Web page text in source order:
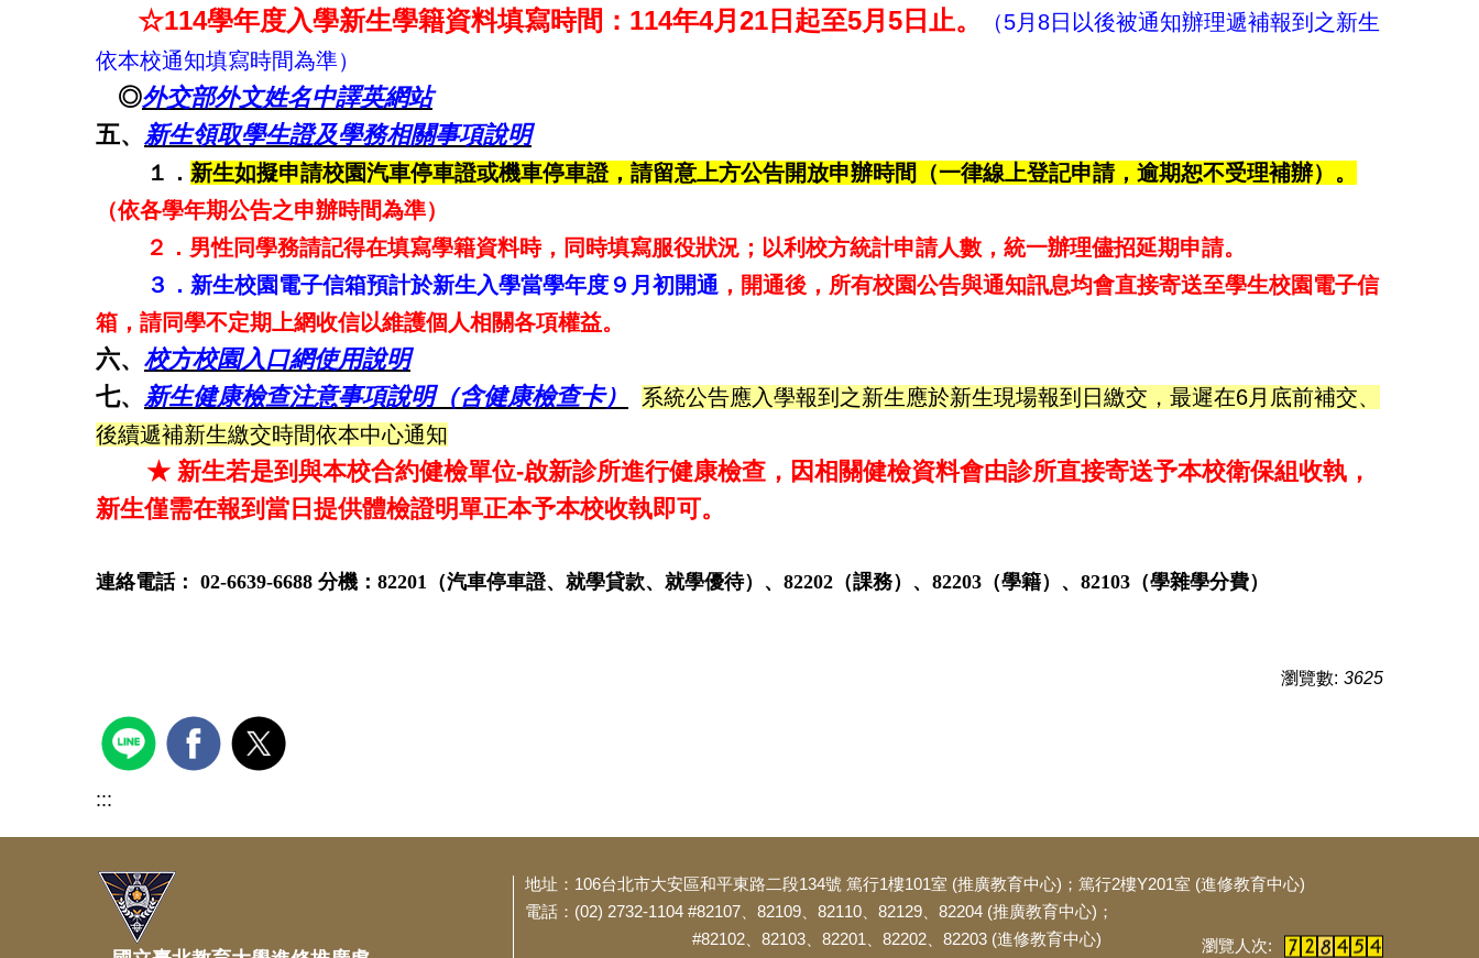
☆114學年度入學新生學籍資料填寫時間：114年4月21日起至5月5日止。
（5月8日以後被通知辦理遞補報到之新生
依本校通知填寫時間為準）
◎外交部外文姓名中譯英網站
五、 新生領取學生證及學務相關事項說明
１． 新生如擬申請校園汽車停車證或機車停車證，請留意上方公告開放申辦時間（一律線上登記申請，逾期恕不受理補辦）。
（依各學年期公告之申辦時間為準）
２．男性同學務請記得在填寫學籍資料時，同時填寫服役狀況；以利校方統計申請人數，統一辦理儘招延期申請。
３．新生校園電子信箱預計於新生入學當學年度９月初開通 ，開通後，所有校園公告與通知訊息均會直接寄送至學生校園電子信
箱，請同學不定期上網收信以維護個人相關各項權益。
六、 校方校園入口網使用說明
七、 新生健康檢查注意事項說明（含健康檢查卡）
系統公告應入學報到之新生應於新生現場報到日繳交，最遲在6月底前補交、
後續遞補新生繳交時間依本中心通知
★ 新生若是到與本校合約健檢單位-啟新診所進行健康檢查，因相關健檢資料會由診所直接寄送予本校衛保組收執，
新生僅需在報到當日提供體檢證明單正本予本校收執即可。
連絡電話： 02-6639-6688 分機：82201（汽車停車證、就學貸款、就學優待）、82202（課務）、82203（學籍）、82103（學雜學分費）
瀏覽數: 3625
:::
地址：106台北市大安區和平東路二段134號 篤行1樓101室 (推廣教育中心)；篤行2樓Y201室 (進修教育中心)
電話：(02) 2732-1104 #82107、82109、82110、82129、82204 (推廣教育中心)；
#82102、82103、82201、82202、82203 (進修教育中心)